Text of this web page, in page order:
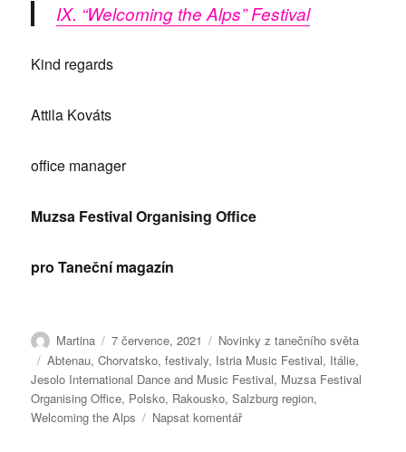
IX. “Welcoming the Alps” Festival
Kind regards
Attila Kováts
office manager
Muzsa Festival Organising Office
pro Taneční magazín
Autor:
Martina Publikováno:
7 července, 2021 Rubriky:
Novinky z tanečního světa
Štítky:
Abtenau,Chorvatsko,festivaly, Istria Music Festival, Itálie,
Jesolo International Dance and Music Festival, Muzsa Festival
Organising Office, Polsko, Rakousko,Salzburg region,
Welcoming the Alps
Napsat komentářpro